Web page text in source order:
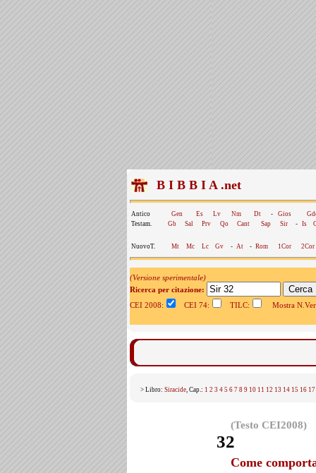
B I B B I A .net
Antico Gen Es Lv Nm Dt - Gios
Testam.
Gb Sal Prv Qo Cant Sap Sir - Is
NuovoT. Mt Mc Lc Gv - At - Rom 1Cor 2Cor
(Versione sperimentale)
Ricerca per citazione:
CEI 2008:
CEI 74: TILC: Mostra
> Libro: Siracide, Cap.: 1 2 3 4 5 6 7 8 9 10 11 12 13 14 15 16 17
(Testo CEI2008)
32
Come